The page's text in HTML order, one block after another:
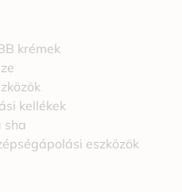
krémek
kellékek
sha
eszközök